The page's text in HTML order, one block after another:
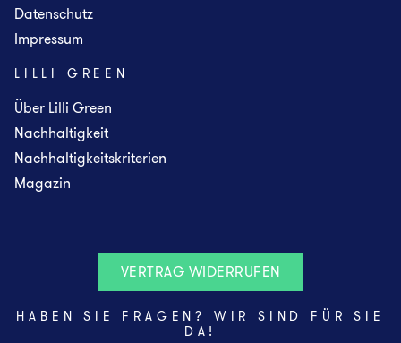
Datenschutz
Impressum
LILLI GREEN
Über Lilli Green
Nachhaltigkeit
Nachhaltigkeitskriterien
Magazin
VERTRAG WIDERRUFEN
HABEN SIE FRAGEN? WIR SIND FÜR SIE
DA!